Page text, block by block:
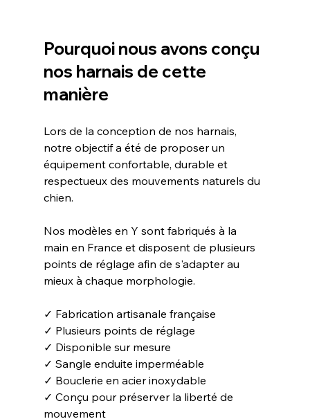
Pourquoi nous avons conçu
nos harnais de cette
manière
Lors de la conception de nos harnais,
notre objectif a été de proposer un
équipement confortable, durable et
respectueux des mouvements naturels du
chien.
Nos modèles en Y sont fabriqués à la
main en France et disposent de plusieurs
points de réglage afin de s'adapter au
mieux à chaque morphologie.
✓ Fabrication artisanale française
✓ Plusieurs points de réglage
✓ Disponible sur mesure
✓ Sangle enduite imperméable
✓ Bouclerie en acier inoxydable
✓ Conçu pour préserver la liberté de
mouvement